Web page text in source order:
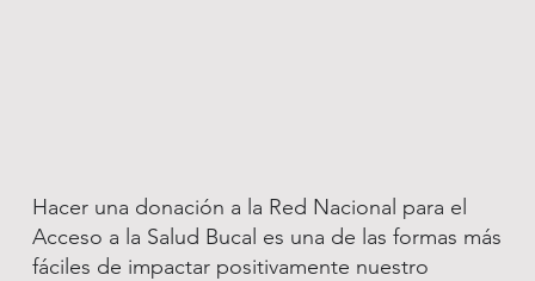
Hacer una donación a la Red Nacional para el
Acceso a la Salud Bucal es una de las formas más
fáciles de impactar positivamente nuestro